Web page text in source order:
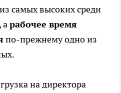
самых высоких среди
арабочее время
по-прежнему одно из
на директора